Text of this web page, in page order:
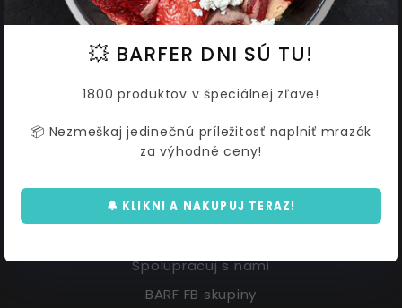
UŽITOČNÉ ODKAZY
Spolupracuj s nami
BARF FB skupiny
💥 BARFER DNI SÚ TU!
1800 produktov v špeciálnej zľave!
📦 Nezmeškaj jedinečnú príležitosť naplniť mrazák
za výhodné ceny!
🔔 KLIKNI A NAKUPUJ TERAZ!